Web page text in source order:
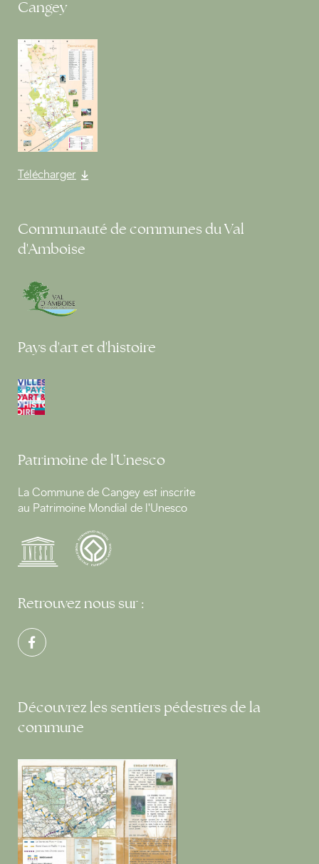
Cangey
Télécharger
Communauté de communes du Val
d'Amboise
Pays d'art et d'histoire
Patrimoine de l'Unesco
La Commune de Cangey est inscrite
au Patrimoine Mondial de l'Unesco
Retrouvez nous sur :
Découvrez les sentiers pédestres de la
commune